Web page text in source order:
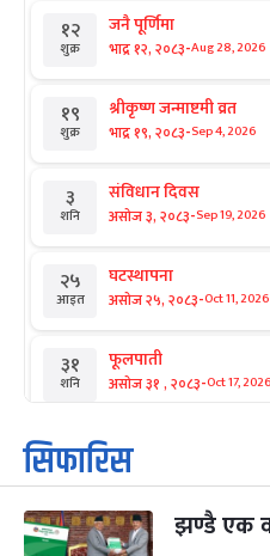
१२
शुक्र
जनै पूर्णिमा
भाद्र १२, २०८३-Aug 28, 2026
१९
शुक्र
श्रीकृष्ण जन्माष्टमी व्रत
भाद्र १९, २०८३-Sep 4, 2026
३
शनि
संविधान दिवस
असोज ३, २०८३-Sep 19, 2026
२५
आइत
घटस्थापना
असोज २५, २०८३-Oct 11, 2026
३१
शनि
फूलपाती
असोज ३१ , २०८३-Oct 17, 2026
१
आइत
कार्तिक सङ्क्रान्ति
कार्तिक १, २०८३
३
मंगल
महानवमी
कार्तिक ३, २०८३
सिफारिस
झण्डै एक